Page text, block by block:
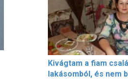
Kivágtam a fiam
lakásomból, és nem